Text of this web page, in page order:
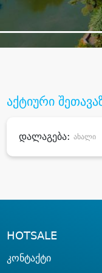
აქტიური
დალაგება: ახალი
HOTSALE
კონტაქტი